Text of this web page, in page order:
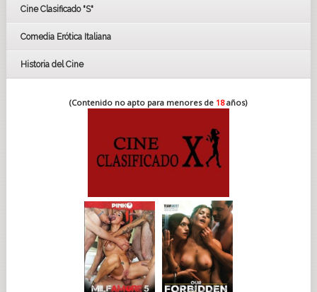
Cine Clasificado "S"
Comedia Erótica Italiana
Historia del Cine
(Contenido no apto para menores de 18años)